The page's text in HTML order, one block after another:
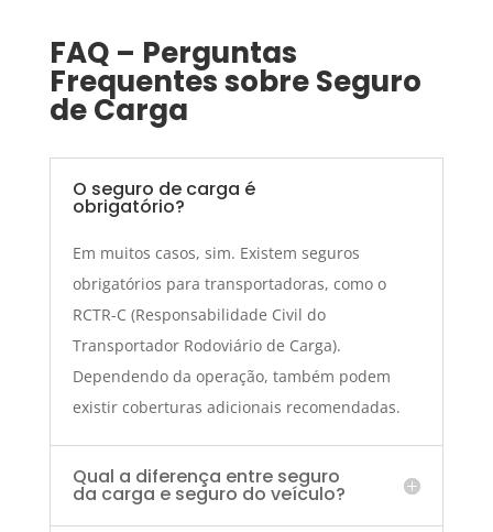
FAQ – Perguntas
Frequentes sobre Seguro
de Carga
O seguro de carga é
obrigatório?
Em muitos casos, sim. Existem seguros
obrigatórios para transportadoras, como o
RCTR-C (Responsabilidade Civil do
Transportador Rodoviário de Carga).
Dependendo da operação, também podem
existir coberturas adicionais recomendadas.
Qual a diferença entre seguro
da carga e seguro do veículo?